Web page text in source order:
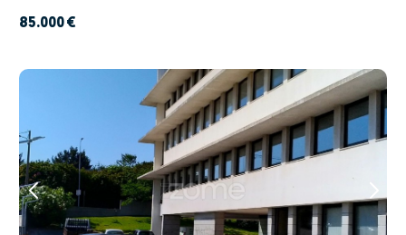
85.000 €